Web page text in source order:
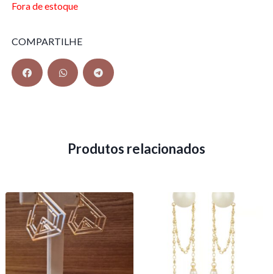
Fora de estoque
COMPARTILHE
Produtos relacionados